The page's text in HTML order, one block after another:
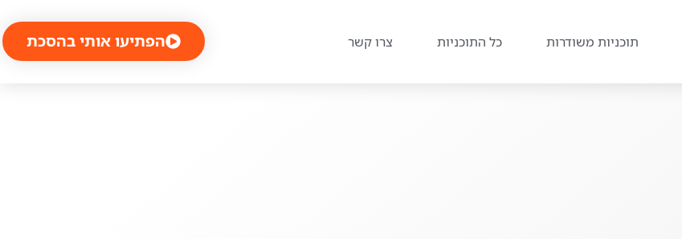
תוכניות משודרות כל התוכניות צרו קשר הפתיעו אותי בהסכת